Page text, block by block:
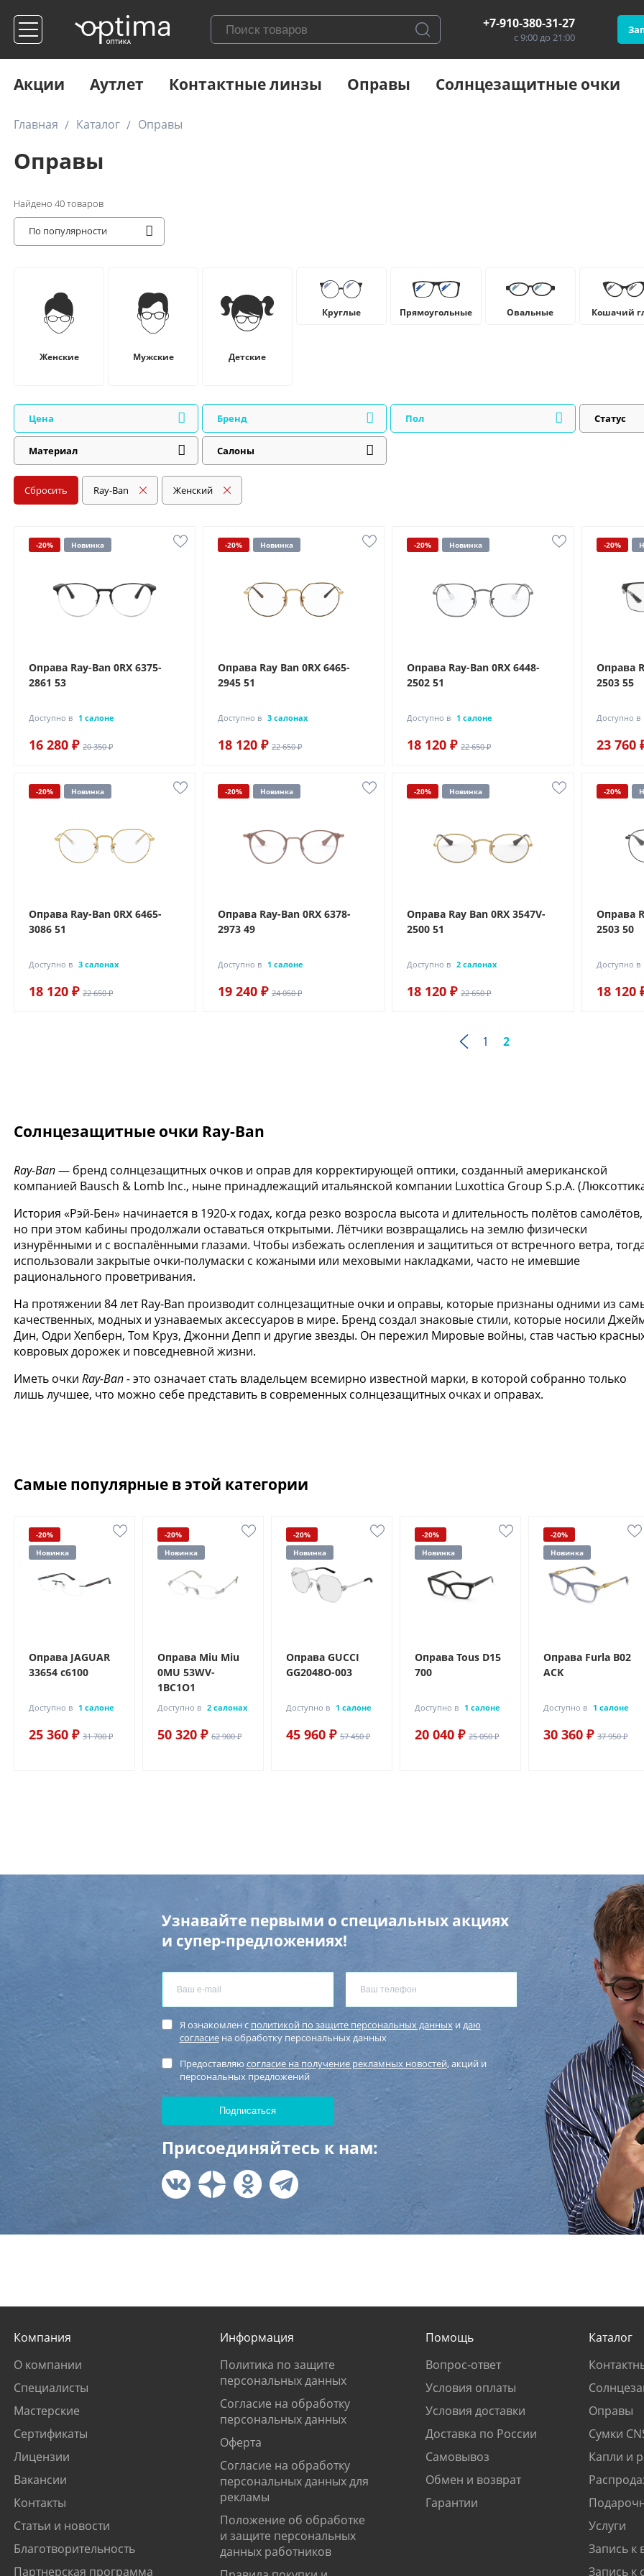
+7-910-380-31-27
с 9:00 до 21:00
Акции Аутлет Контактные линзы Оправы Солнцезащитные очки
Главная Каталог Оправы
Оправы
Найдено 40товаров
По популярности
Женские Мужские Детские
Круглые Прямоугольные Овальные Кошачий
Цена Бренд Пол Статус
Материал Салоны
Сбросить Ray-Ban Женский
-20% Новинка
Оправа Ray-Ban 0RX 6375-
2861 53
Доступно в 1 салоне
16 280 ₽ 20 350 ₽
-20% Новинка
Оправа Ray Ban 0RX 6465-
2945 51
Доступно в 3 салонах
18 120 ₽ 22 650 ₽
-20% Новинка
Оправа Ray-Ban 0RX 6448-
2502 51
Доступно в 1 салоне
18 120 ₽ 22 650 ₽
-20%
Оправа
2503 55
Доступно в
23 760
-20% Новинка
Оправа Ray-Ban 0RX 6465-
3086 51
Доступно в 3 салонах
18 120 ₽ 22 650 ₽
-20% Новинка
Оправа Ray-Ban 0RX 6378-
2973 49
Доступно в 1 салоне
19 240 ₽ 24 050 ₽
-20% Новинка
Оправа Ray Ban 0RX 3547V-
2500 51
Доступно в 2 салонах
18 120 ₽ 22 650 ₽
-20%
Оправа
2503 50
Доступно в
18 120
1 2
Солнцезащитные очки Ray-Ban
Ray-Ban— бренд солнцезащитных очков и оправ для корректирующей оптики, созданный американской
компанией Bausch & Lomb Inc., ныне принадлежащий итальянской компании Luxottica Group S.p.A.
История «Рэй-Бен» начинается в 1920-х годах, когда резко возросла высота и длительность полётов самолётов,
но при этом кабины продолжали оставаться открытыми. Лётчики возвращались на землю физически
изнурёнными и с воспалёнными глазами. Чтобы избежать ослепления и защититься от встречного ветра,
использовали закрытые очки-полумаски с кожаными или меховыми накладками, часто не имевшие
рационального проветривания.
На протяжении 84 лет Ray-Ban производит солнцезащитные очки и оправы, которые признаны одними из
качественных, модных и узнаваемых аксессуаров в мире. Бренд создал знаковые стили, которые носили
Дин, Одри Хепберн, Том Круз, Джонни Депп и другие звезды. Он пережил Мировые войны, став частью
ковровых дорожек и повседневной жизни.
Иметь очки Ray-Ban -это означает стать владельцем всемирно известной марки, в которой собранно только
лишь лучшее, что можно себе представить в современных солнцезащитных очках и оправах.
Самые популярные в этой категории
-20%
Новинка
Оправа JAGUAR
33654 c6100
Доступно в 1 салоне
25 360 ₽ 31 700 ₽
-20%
Новинка
Оправа Miu Miu
0MU 53WV-
1BC1O1
Доступно в 2 салонах
50 320 ₽ 62 900 ₽
-20%
Новинка
Оправа GUCCI
GG2048O-003
Доступно в 1 салоне
45 960 ₽ 57 450 ₽
-20%
Новинка
Оправа Tous D15
700
Доступно в 1 салоне
20 040 ₽ 25 050 ₽
-20%
Новинка
Оправа Furla B02
ACK
Доступно в 1 салоне
30 360 ₽ 37 950 ₽
Узнавайте первыми о специальных акциях
и супер-предложениях!
Я ознакомлен с политикой по защите персональных данныхи даю
согласиена обработку персональных данных
Предоставляю согласие на получение рекламных новостей, акций и
персональных предложений
Присоединяйтесь к нам:
Компания
О компании
Специалисты
Мастерские
Сертификаты
Лицензии
Вакансии
Контакты
Статьи и новости
Благотворительность
Партнерская программа
Информация
Политика по защите
персональных данных
Согласие на обработку
персональных данных
Оферта
Согласие на обработку
персональных данных для
рекламы
Положение об обработке
и защите персональных
данных работников
Помощь
Вопрос-ответ
Условия оплаты
Условия доставки
Доставка по России
Самовывоз
Обмен и возврат
Гарантии
Каталог
Оправы
Сумки
Капли и
Услуги
Запись к
Запись к